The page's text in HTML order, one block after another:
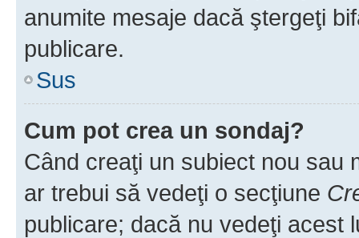
anumite mesaje dacă ştergeţi
publicare.
Sus
Cum pot crea un sondaj?
Când creaţi un subiect nou sau
ar trebui să vedeţi o secţiune
publicare; dacă nu vedeţi acest